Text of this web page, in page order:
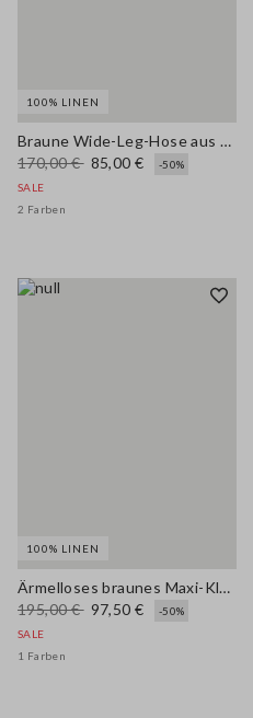
100% LINEN
Braune Wide-Leg-Hose aus reinem Leinen
170,00 € 85,00 €
-50%
SALE
2 Farben
100% LINEN
Ärmelloses braunes Maxi-Kleid aus reinem Leinen, Regular Fit
195,00 € 97,50 €
-50%
SALE
1 Farben